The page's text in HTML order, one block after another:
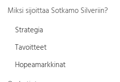
Miksi sijoittaa Sotkamo Silveriin?
Strategia
Tavoitteet
Hopeamarkkinat